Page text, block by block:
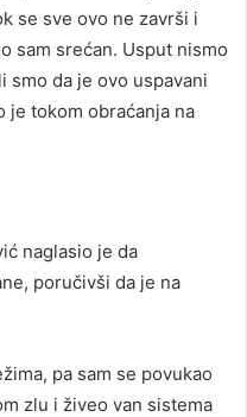
se sve ovo ne završi i
sam srećan. Usput nismo
smo da je ovo uspavani
je tokom obraćanja na
naglasio je da
poručivši da je na
pa sam se povukao
zlu i živeo van sistema